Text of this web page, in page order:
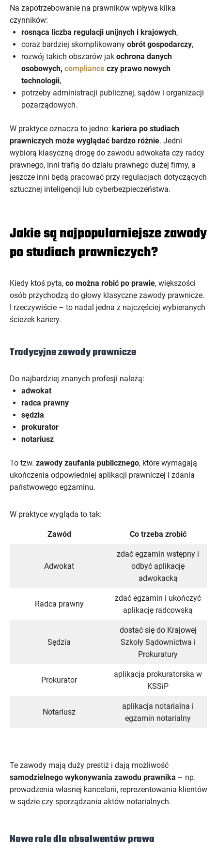
Na zapotrzebowanie na prawników wpływa kilka
czynników:
rosnąca liczba regulacji unijnych i krajowych,
coraz bardziej skomplikowany obrót gospodarczy,
rozwój takich obszarów jak ochrona danych
osobowych, compliance czy prawo nowych
technologii,
potrzeby administracji publicznej, sądów i organizacji
pozarządowych.
W praktyce oznacza to jedno: kariera po studiach
prawniczych może wyglądać bardzo różnie. Jedni
wybiorą klasyczną drogę do zawodu adwokata czy radcy
prawnego, inni trafią do działu prawnego dużej firmy, a
jeszcze inni będą pracować przy regulacjach dotyczących
sztucznej inteligencji lub cyberbezpieczeństwa.
Jakie są najpopularniejsze zawody
po studiach prawniczych?
Kiedy ktoś pyta, co można robić po prawie, większości
osób przychodzą do głowy klasyczne zawody prawnicze.
I rzeczywiście – to nadal jedna z najczęściej wybieranych
ścieżek kariery.
Tradycyjne zawody prawnicze
Do najbardziej znanych profesji należą:
adwokat
radca prawny
sędzia
prokurator
notariusz
To tzw. zawody zaufania publicznego, które wymagają
ukończenia odpowiedniej aplikacji prawniczej i zdania
państwowego egzaminu.
W praktyce wygląda to tak:
Zawód Co trzeba zrobić
Adwokat
zdać egzamin wstępny i
odbyć aplikację
adwokacką
Radca prawny
zdać egzamin i ukończyć
aplikację radcowską
Sędzia
dostać się do Krajowej
Szkoły Sądownictwa i
Prokuratury
Prokurator
aplikacja prokuratorska w
KSSiP
Notariusz
aplikacja notarialna i
egzamin notarialny
Te zawody mają duży prestiż i dają możliwość
samodzielnego wykonywania zawodu prawnika – np.
prowadzenia własnej kancelarii, reprezentowania klientów
w sądzie czy sporządzania aktów notarialnych.
Nowe role dla absolwentów prawa